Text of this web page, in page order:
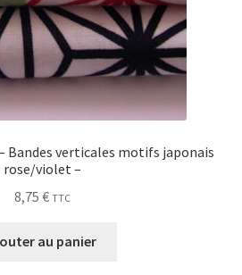
Bandes verticales motifs japonais
rose/violet –
8,75 € TTC
au panier